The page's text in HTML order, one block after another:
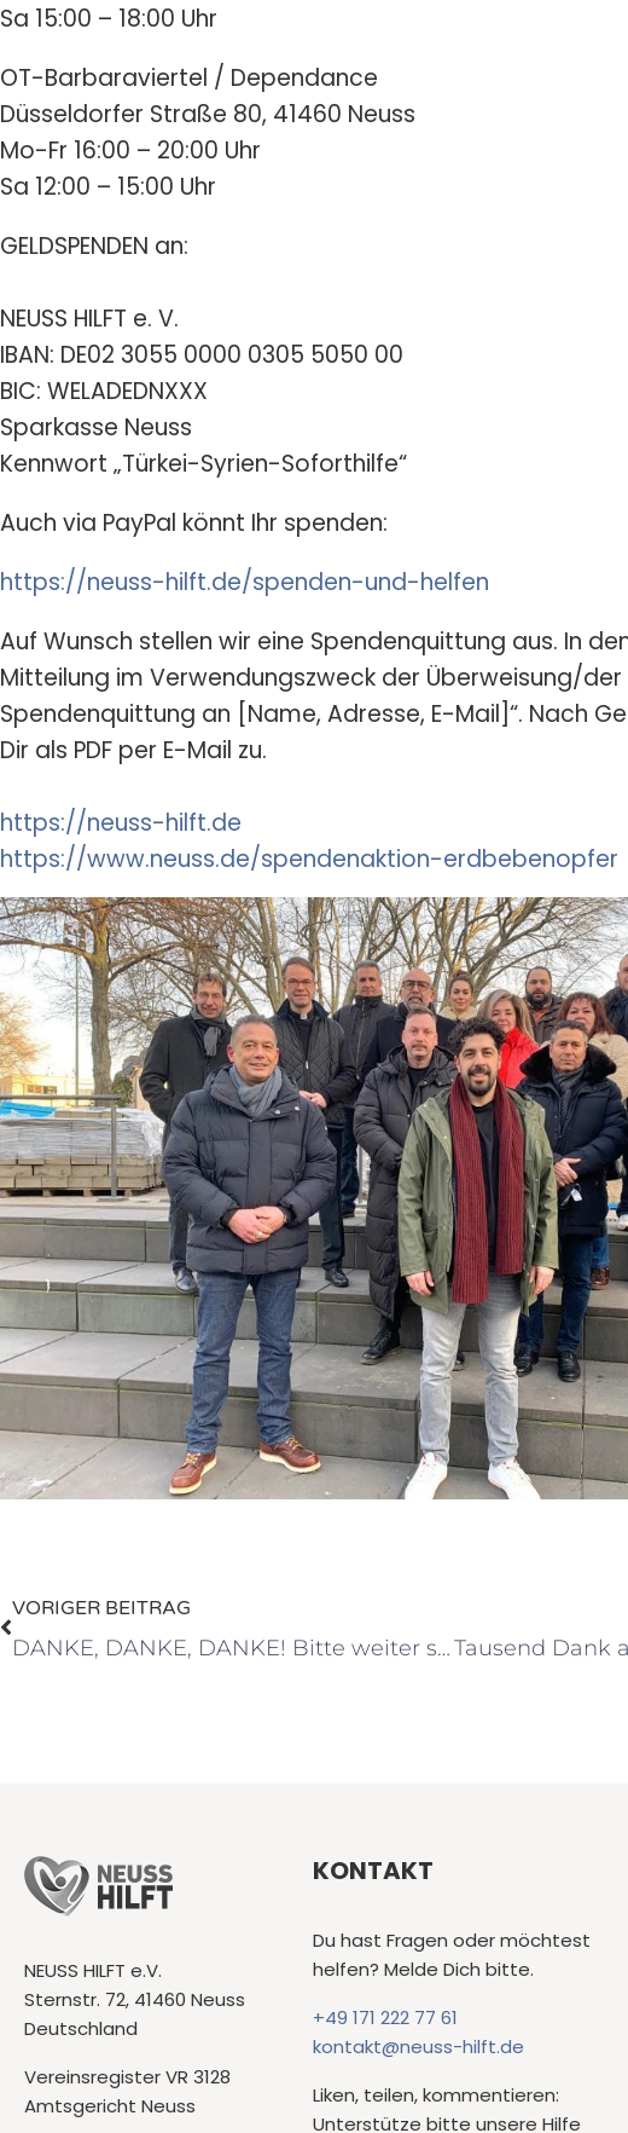
Sa 15:00 – 18:00 Uhr
OT-Barbaraviertel / Dependance
Düsseldorfer Straße 80, 41460 Neuss
Mo-Fr 16:00 – 20:00 Uhr
Sa 12:00 – 15:00 Uhr
GELDSPENDEN an:
NEUSS HILFT e. V.
IBAN: DE02 3055 0000 0305 5050 00
BIC: WELADEDNXXX
Sparkasse Neuss
Kennwort „Türkei-Syrien-Soforthilfe“
Auch via PayPal könnt Ihr spenden:
https://neuss-hilft.de/spenden-und-helfen
Auf Wunsch stellen wir eine Spendenquittung aus. In
Mitteilung im Verwendungszweck der Überweisung/der
Spendenquittung an [Name, Adresse, E-Mail]“. Nach
Dir als PDF per E-Mail zu.
https://neuss-hilft.de
https://www.neuss.de/spendenaktion-erdbebenopfer
VORIGER BEITRAG
DANKE, DANKE, DANKE! Bitte weiter so und bitte teilen!
NEUSS HILFT e.V.
Sternstr. 72, 41460 Neuss
Deutschland
Vereinsregister VR 3128
Amtsgericht Neuss
KONTAKT
Du hast Fragen oder möchtest
helfen? Melde Dich bitte.
+49 171 222 77 61
kontakt@neuss-hilft.de
Liken, teilen, kommentieren:
Unterstütze bitte unsere Hilfe